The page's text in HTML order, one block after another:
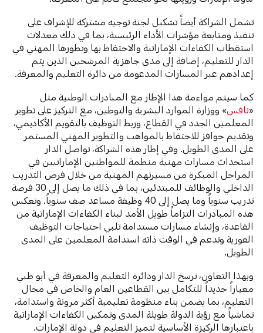
تشمل الشراكة أيضاً تشكيل لجنة توجيه مشتركة للإشراف على
تنفيذ ومتابعة مؤشرات الأداء الرئيسية، بما في ذلك معدلات
استقطاب الكفاءات الإماراتية والاحتفاظ بها وتطورها المهني في
الدار للتعليم، إضافة إلى مدى جاهزية المرشحين الذين يتم
إعدادهم عبر المسارات المدعومة من دائرة التعليم والمعرفة.
كما سيتم مواءمة هذا الإطار مع المبادرات الوطنية مثل
«نافس » ووزارة الموارد البشرية والتوطين، مع التركيز على تطوير
المعلمين الجدد في القطاع، وربط التوظيف بالتقويم الأكاديمي،
وتقديم حوافز للاحتفاظ بالمواهب والتطوير المهني المستمر
على المدى الطويل. وفي إطار هذه الشراكة، تواصل الدار
استحداث مسارات مهنية منظمة للمواطنين الإماراتيين في
المراحل المبكرة من مسيرتهم المهنية من خلال فرص التدريب
الداخلي والوظائف للمبتدئين، بما في ذلك ما يصل إلى 30 فرصة
تدريب سنوياً وما يصل إلى 40 وظيفة مساعد صف سنوياً. وتعكس
هذه المبادرات التزاماً طويل الأمد لبناء الكفاءات الإماراتية من
القاعدة، وإنشاء مسارات مستدامة تلبي احتياجات التوظيف
الفورية وتدعم في الوقت ذاته استدامة المعلمين على المدى
الطويل.
وبهذا التعاون، ترسخ الدار ودائرة التعليم والمعرفة في أبو ظبي
معياراً جديداً للتكامل بين القطاعين العام والخاص في مجال
التعليم، بما يضمن بناء منظومة تعليمية أكثر مرونة واستدامة،
تماشياً مع رؤية الدولة طويلة المدى وتمكين الكفاءات الإماراتية
باعتبارها الركيزة الأساسية لتميز التعليم في دولة الإمارات.